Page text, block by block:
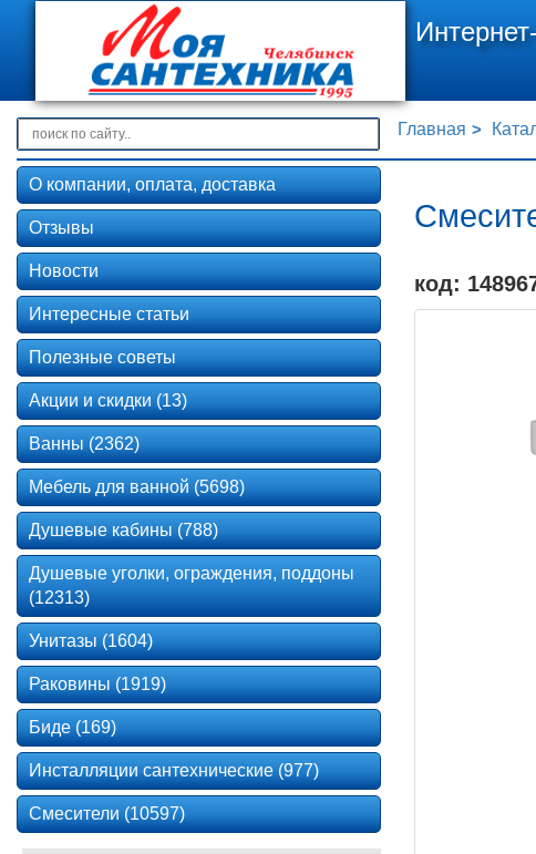
Главная
код:
О компании, оплата, доставка
Отзывы
Новости
Интересные статьи
Полезные советы
Акции и скидки (13)
Ванны (2362)
Мебель для ванной (5698)
Душевые кабины (788)
Душевые уголки, ограждения, поддоны
(12313)
Унитазы (1604)
Раковины (1919)
Биде (169)
Инсталляции сантехнические (977)
Смесители (10597)